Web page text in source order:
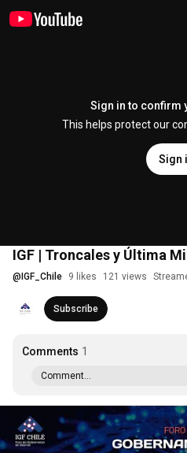
Sign in to confirm
This helps protect our
Sign
IGF | Troncales y Última
@ IGF_Chile 9 likes 121 views
Subscribe
Comments 1
Comment...